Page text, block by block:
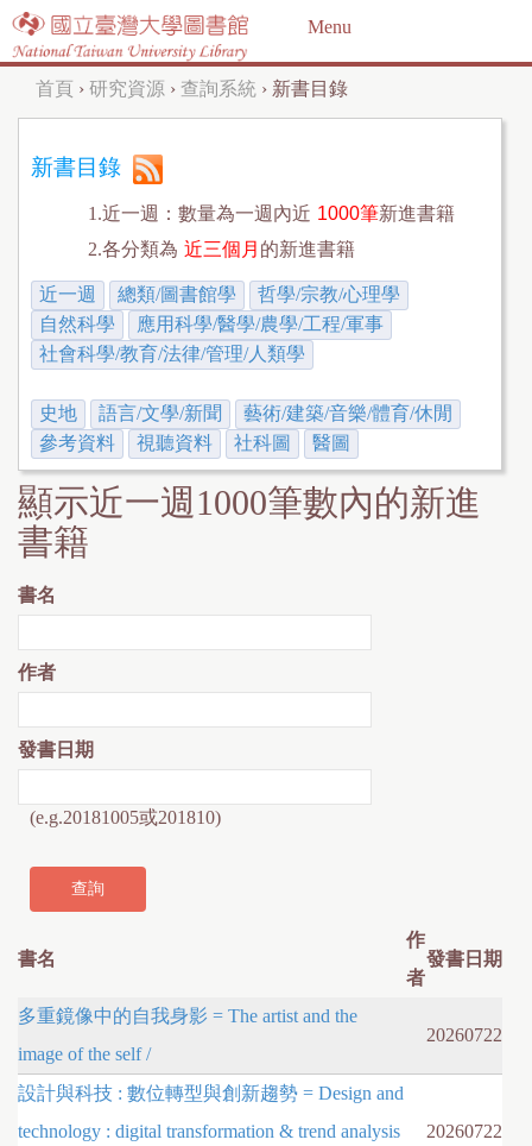
Jump to navigation
Menu
您
在
首頁 › 研究資源 › 查詢系統 › 新書目錄
新書目錄
1.近一週：數量為一週內近 1000筆新進書籍
2.各分類為 近三個月 的新進書籍
近一週 總類/圖書館學
哲學/宗教/心理學
自然科學
應用科學/醫學/農學/工程/軍事
社會科學/教育/法律/管理/人類學
史地 語言/文學/新聞
藝術/建築/音樂/體育/休閒
參考資料
視聽資料 社科圖 醫圖
顯示近一週1000筆數內的新進
書籍
書名
作者
發書日期
(e.g.20181005或201810)
書名
作
者
發書日期
多重鏡像中的自我身影 = The artist and the
image of the self /
20260722
設計與科技 : 數位轉型與創新趨勢 = Design and
technology : digital transformation & trend analysis
20260722